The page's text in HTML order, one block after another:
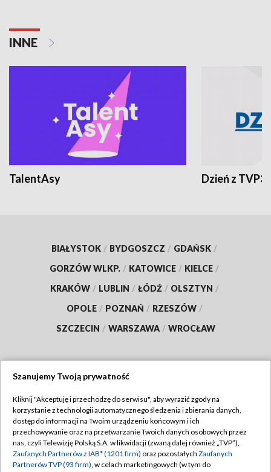
INNE
TalentAsy Dzień z TVP3
BIAŁYSTOK / BYDGOSZCZ / GDAŃSK /
GORZÓW WLKP. / KATOWICE / KIELCE /
KRAKÓW / LUBLIN / ŁÓDŹ / OLSZTYN /
OPOLE / POZNAŃ / RZESZÓW /
SZCZECIN / WARSZAWA / WROCŁAW
TVP
Abonament TVP
Emisja w TVP
Regulamin TVP
Polityka prywatności
Szanujemy Twoją prywatność
Kliknij "Akceptuję i przechodzę do serwisu", aby wyrazić zgody na
korzystanie z technologii automatycznego śledzenia i zbierania danych,
dostęp do informacji na Twoim urządzeniu końcowym i ich
przechowywanie oraz na przetwarzanie Twoich danych osobowych przez
nas, czyli Telewizję Polską S.A. w likwidacji (zwaną dalej również „TVP”),
Zaufanych Partnerów z IAB* (1201 firm) oraz pozostałych Zaufanych
Partnerów TVP (93 firm), w celach marketingowych (w tym do